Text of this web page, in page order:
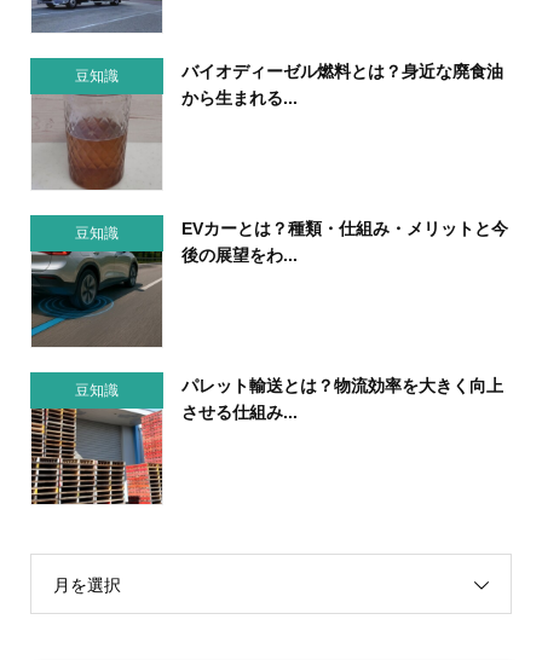
豆知識
バイオディーゼル燃料とは？身近な廃食油
から生まれる...
豆知識
EVカーとは？種類・仕組み・メリットと今
後の展望をわ...
豆知識
パレット輸送とは？物流効率を大きく向上
させる仕組み...
月を選択